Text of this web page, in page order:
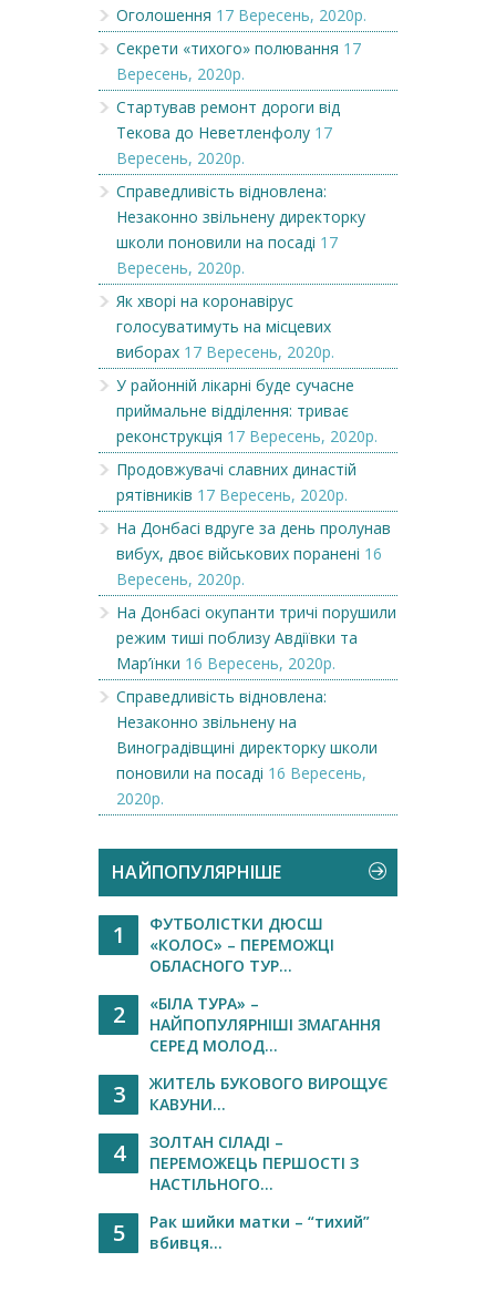
Оголошення 17 Вересень, 2020р.
Секрети «тихого» полювання 17
Вересень, 2020р.
Стартував ремонт дороги від
Текова до Неветленфолу 17
Вересень, 2020р.
Справедливість відновлена:
Незаконно звільнену директорку
школи поновили на посаді 17
Вересень, 2020р.
Як хворі на коронавірус
голосуватимуть на місцевих
виборах 17 Вересень, 2020р.
У районній лікарні буде сучасне
приймальне відділення: триває
реконструкція 17 Вересень, 2020р.
Продовжувачі славних династій
рятівників 17 Вересень, 2020р.
На Донбасі вдруге за день пролунав
вибух, двоє військових поранені 16
Вересень, 2020р.
На Донбасі окупанти тричі порушили
режим тиші поблизу Авдіївки та
Мар’їнки 16 Вересень, 2020р.
Справедливість відновлена:
Незаконно звільнену на
Виноградівщині директорку школи
поновили на посаді 16 Вересень,
2020р.
НАЙПОПУЛЯРНІШЕ
1
ФУТБОЛІСТКИ ДЮСШ
«КОЛОС» – ПЕРЕМОЖЦІ
ОБЛАСНОГО ТУР...
2
«БІЛА ТУРА» –
НАЙПОПУЛЯРНІШІ ЗМАГАННЯ
СЕРЕД МОЛОД...
3
ЖИТЕЛЬ БУКОВОГО ВИРОЩУЄ
КАВУНИ...
4
ЗОЛТАН СІЛАДІ –
ПЕРЕМОЖЕЦЬ ПЕРШОСТІ З
НАСТІЛЬНОГО...
5
Рак шийки матки – “тихий”
вбивця...